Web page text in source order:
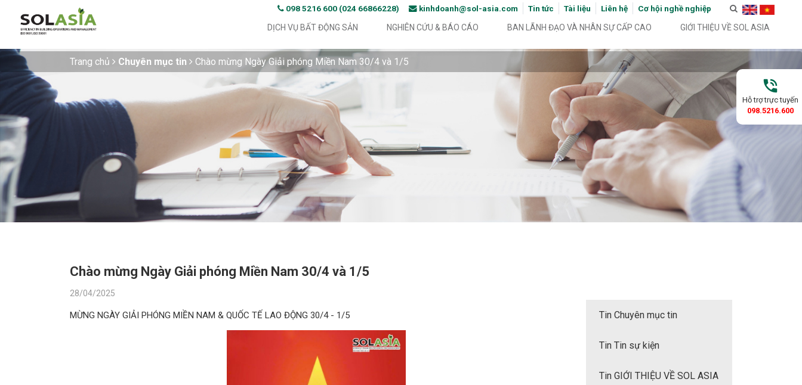
098 5216 600 (024 66866228) kinhdoanh@sol-asia.com Tin tức Tài liệu Liên hệ
Cơ hội nghề nghiệp
DỊCH VỤ BẤT ĐỘNG SẢN
NGHIÊN CỨU & BÁO CÁO BAN LÃNH ĐẠO VÀ NHÂN SỰ CẤP CAO GIỚI THIỆU VỀ SOL ASIA
phone_in_talk
Hỗ trợ trực tuyến
098.5216.600
Trang chủ Chuyên mục tin Chào mừng Ngày Giải phóng Miền Nam 30/4 và 1/5
Chào mừng Ngày Giải phóng Miền Nam 30/4 và 1/5
28/04/2025
MỪNG NGÀY GIẢI PHÓNG MIỀN NAM & QUỐC TẾ LAO ĐỘNG 30/4 - 1/5 Tin Chuyên mục tin
Tin Tin sự kiện
Tin GIỚI THIỆU VỀ SOL ASIA